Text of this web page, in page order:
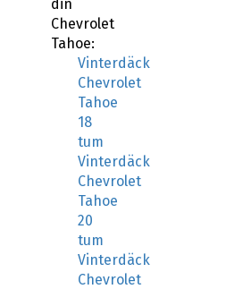
din
Chevrolet
Tahoe:
Vinterdäck
Chevrolet
Tahoe
18
tum
Vinterdäck
Chevrolet
Tahoe
20
tum
Vinterdäck
Chevrolet